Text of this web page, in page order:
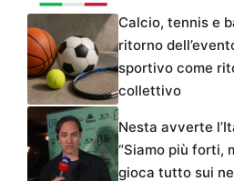
Calcio, tennis e
ritorno
sportivo come
collettivo
Nesta avverte
“Siamo più forti,
gioca tutto sui